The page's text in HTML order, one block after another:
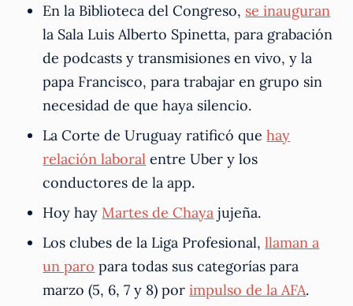
En la Biblioteca del Congreso, se inauguran
la Sala Luis Alberto Spinetta, para grabación
de podcasts y transmisiones en vivo, y la
papa Francisco, para trabajar en grupo sin
necesidad de que haya silencio.
La Corte de Uruguay ratificó quehay
relación laboral entre Uber y los
conductores de la app.
Hoy hayMartes de Chaya jujeña.
Los clubes de la Liga Profesional,llaman a
un paro para todas sus categorías para
marzo (5, 6, 7 y 8) porimpulso de la AFA.